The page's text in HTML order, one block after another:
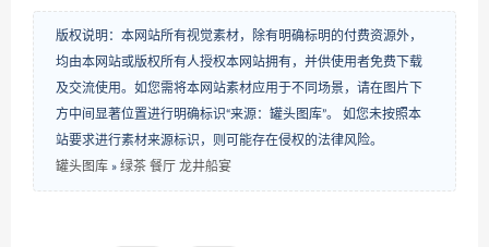
版权说明：本网站所有视觉素材，除有明确标明的付费资源外，
均由本网站或版权所有人授权本网站拥有，并供使用者免费下载
及交流使用。如您需将本网站素材应用于不同场景，请在图片下
方中间显著位置进行明确标识“来源：罐头图库”。 如您未按照本
站要求进行素材来源标识，则可能存在侵权的法律风险。
罐头图库 » 绿茶 餐厅 龙井船宴